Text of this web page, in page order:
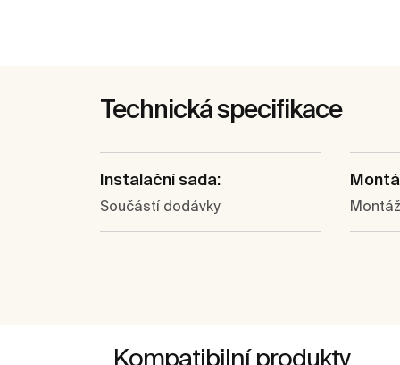
Technická specifikace
Instalační sada:
Součástí dodávky
Kompatibilní produkty